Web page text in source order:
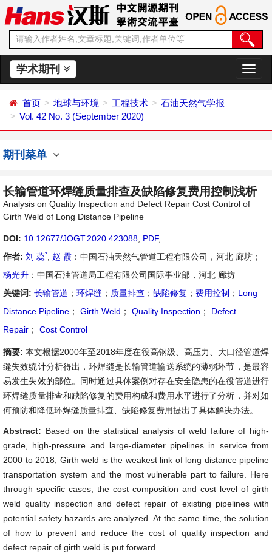
学术期刊
切
换
首页 地球与环境 工程技术
石油天然气学报
Vol. 42 No. 3 (September 2020)
期刊菜单
长输管道环焊缝质量排查及缺陷修复费用控制浅析
Analysis on Quality Inspection and Defect Repair Cost Control of
Girth Weld of Long Distance Pipeline
DOI: 10.12677/JOGT.2020.423088 PDF,
作者: 刘 蕊* 赵 霞 ：中国石油天然气管道工程有限公司，河北 廊坊；
杨光升 ：中国石油管道局工程有限公司国际事业部，河北 廊坊
关键词: 长输管道 ； 环焊缝 ； 质量排查 ； 缺陷修复 ； 费用控制 ； Long
Distance Pipeline ； Girth Weld ； Quality Inspection ；
Defect
Repair ； Cost Control
摘要:本文根据2000年至2018年度在役高钢级、高压力、大口径管道焊
缝失效统计分析得出，环焊缝是长输管道输送系统的薄弱环节，是最容
易发生失效的部位。同时通过具体案例对存在安全隐患的在役管道进行
环焊缝质量排查和缺陷修复的费用构成和费用水平进行了分析，并对如
何预防和降低环焊缝质量排查、缺陷修复费用提出了具体解决办法。
Abstract: Based on the statistical analysis of weld failure of high-
grade, high-pressure and large-diameter pipelines in service from
2000 to 2018, Girth weld is the weakest link of long distance pipeline
transportation system and the most vulnerable part to failure. Here
through specific cases, the cost composition and cost level of girth
weld quality inspection and defect repair of existing pipelines with
potential safety hazards are analyzed. At the same time, the solution
of how to prevent and reduce the cost of quality inspection and
defect repair of girth weld is put forward.